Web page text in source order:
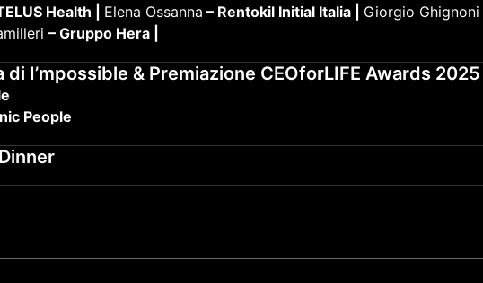
Health | Elena Ossanna – Rentokil Initial Italia | Giorgio Ghignoni
– Gruppo Hera |
I’mpossible & Premiazione CEOforLIFE Awards 2025
People